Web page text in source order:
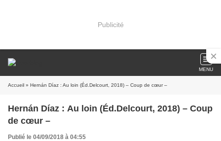
Publicité
MENU
Accueil » Hernán Díaz : Au loin (Éd.Delcourt, 2018) – Coup de cœur –
Hernán Díaz : Au loin (Éd.Delcourt, 2018) – Coup
de cœur –
Publié le 04/09/2018 à 04:55